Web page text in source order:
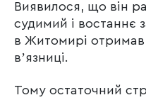
Виявилося, що він
судимий і востаннє
в Житомирі отримав
вʼязниці.
Тому остаточний